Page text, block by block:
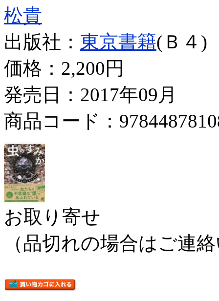
松貴
出版社： 東京書籍(Ｂ４)
価格： 2,200円
発売日：2017年09月
商品コード：
お取り寄せ
（品切れの場合はご連